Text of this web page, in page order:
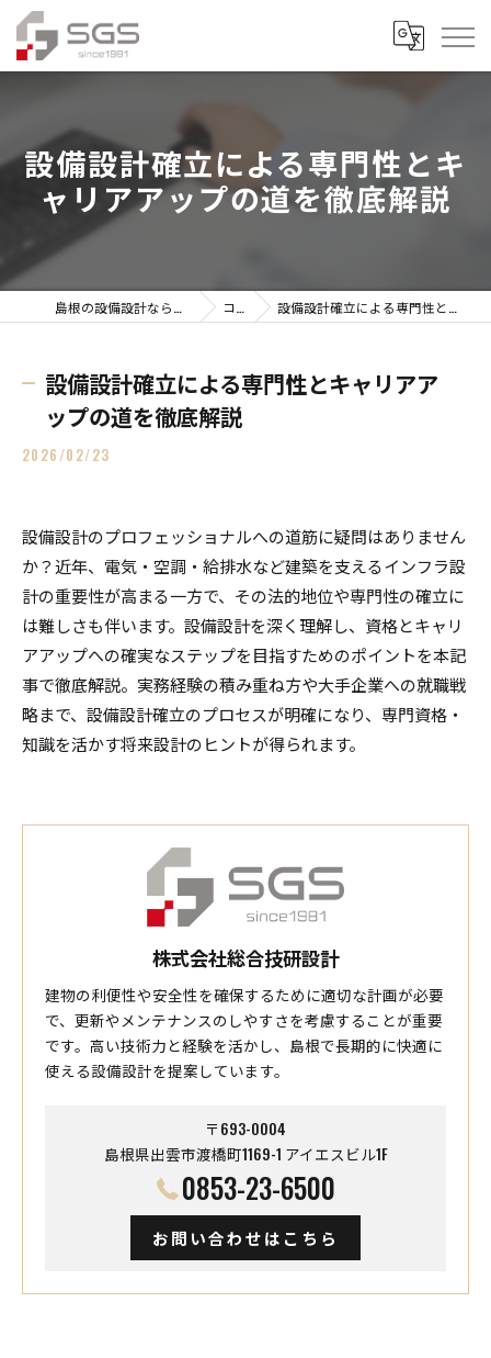
設備設計確立による専門性とキ
ャリアアップの道を徹底解説
島根の設備設計なら株式会社総合技研設計 コラム 設備設計確立による専門性とキャリアアップの道を徹底解説
設備設計確立による専門性とキャリアア
ップの道を徹底解説
2026/02/23
設備設計のプロフェッショナルへの道筋に疑問はありません
か？近年、電気・空調・給排水など建築を支えるインフラ設
計の重要性が高まる一方で、その法的地位や専門性の確立に
は難しさも伴います。設備設計を深く理解し、資格とキャリ
アアップへの確実なステップを目指すためのポイントを本記
事で徹底解説。実務経験の積み重ね方や大手企業への就職戦
略まで、設備設計確立のプロセスが明確になり、専門資格・
知識を活かす将来設計のヒントが得られます。
株式会社総合技研設計
建物の利便性や安全性を確保するために適切な計画が必要
で、更新やメンテナンスのしやすさを考慮することが重要
です。高い技術力と経験を活かし、島根で長期的に快適に
使える設備設計を提案しています。
〒693-0004
島根県出雲市渡橋町1169-1 アイエスビル1F
0853-23-6500
お問い合わせはこちら